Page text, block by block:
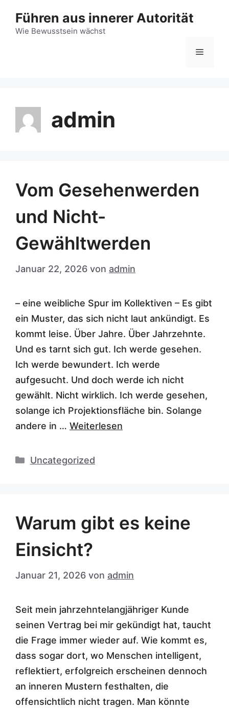
InhaltFühren aus innerer Autorität
Wie Bewusstsein wächst
Menü
admin
Vom Gesehenwerden
und Nicht-
Gewähltwerden
Januar 22, 2026 von admin
– eine weibliche Spur im Kollektiven – Es gibt
ein Muster, das sich nicht laut ankündigt. Es
kommt leise. Über Jahre. Über Jahrzehnte.
Und es tarnt sich gut. Ich werde gesehen.
Ich werde bewundert. Ich werde
aufgesucht. Und doch werde ich nicht
gewählt. Nicht wirklich. Ich werde gesehen,
solange ich Projektionsfläche bin. Solange
andere in … Weiterlesen
Kategorien
Uncategorized
Warum gibt es keine
Einsicht?
Januar 21, 2026 von admin
Seit mein jahrzehntelangjähriger Kunde
seinen Vertrag bei mir gekündigt hat, taucht
die Frage immer wieder auf. Wie kommt es,
dass sogar dort, wo Menschen intelligent,
reflektiert, erfolgreich erscheinen dennoch
an inneren Mustern festhalten, die
offensichtlich nicht tragen. Man könnte